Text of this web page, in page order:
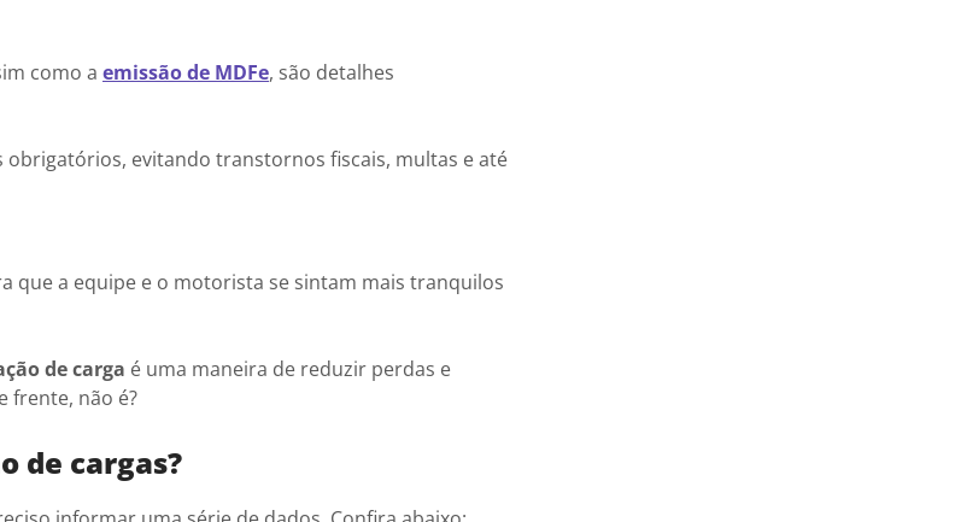
como a emissão de MDFe, são detalhes
evitando transtornos fiscais, multas e até
que a equipe e o motorista se sintam mais tranquilos
de carga é uma maneira de reduzir perdas e
frente, não é?
de cargas?